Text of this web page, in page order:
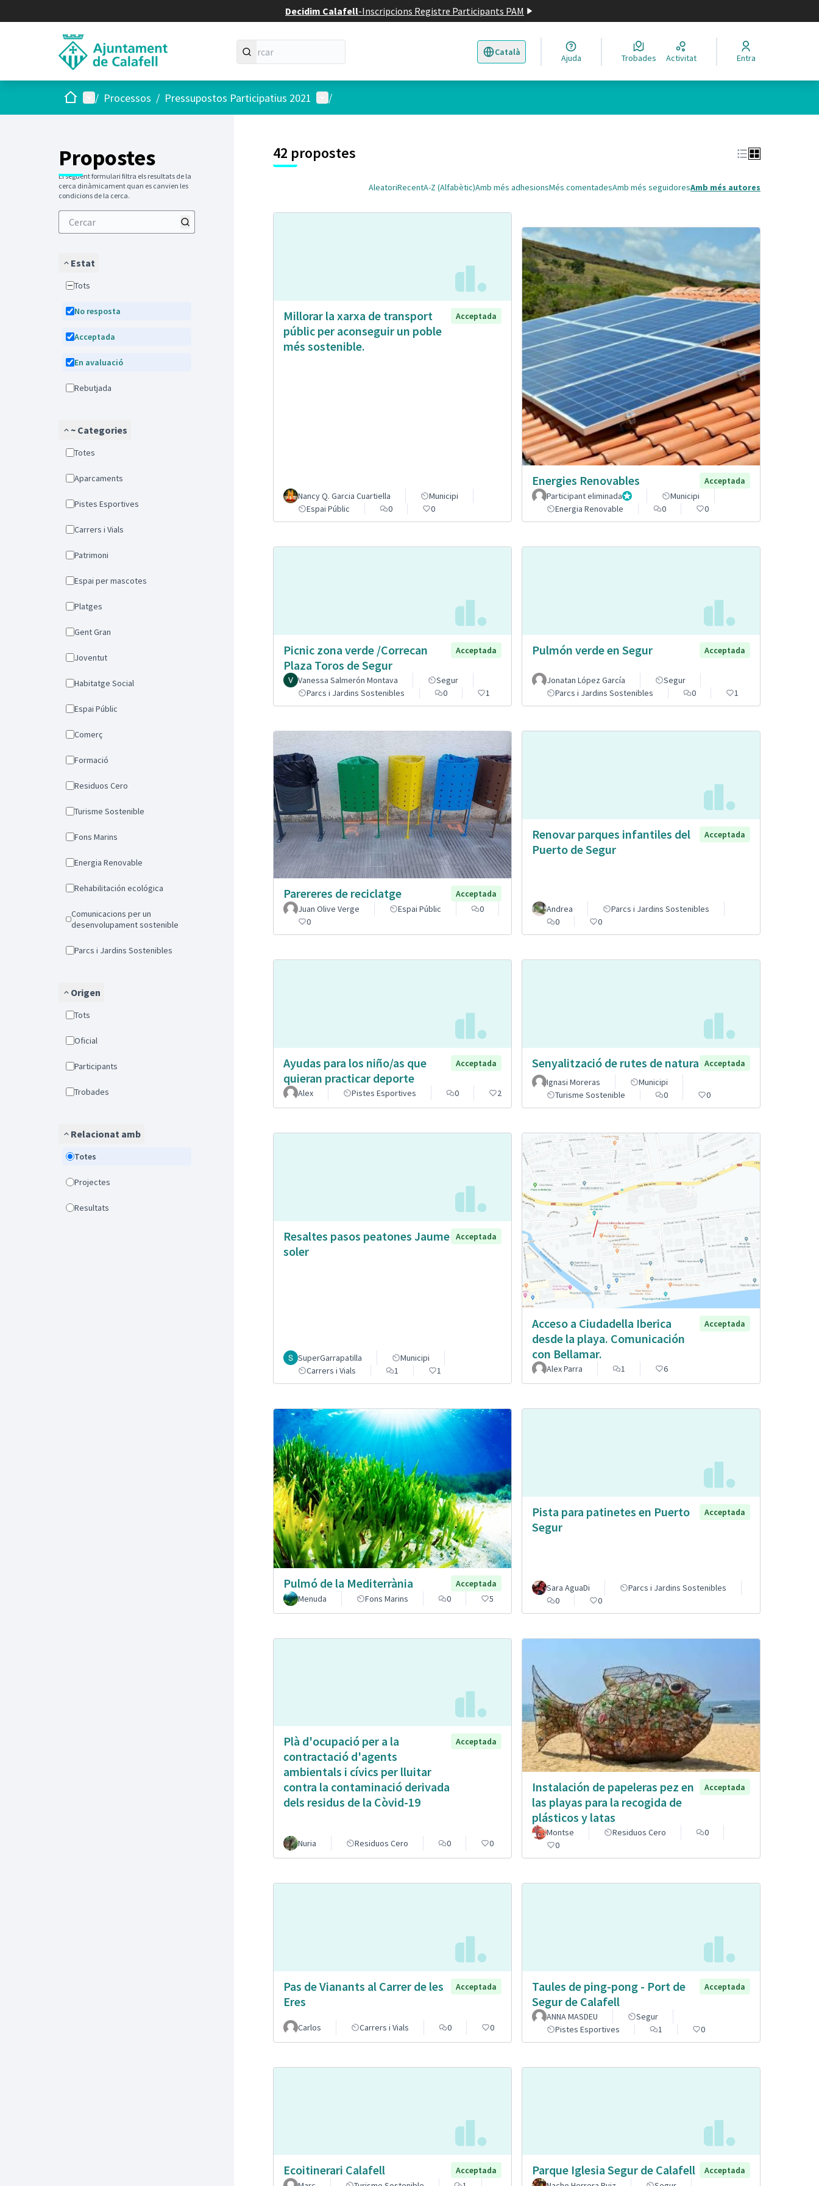
Decidim Calafell-Inscripcions Registre Participants PAM
Català
Triar la llengua Elegir el idioma
Ajuda Trobades Activitat Entra
Inici Menú principal
/ Processos / Pressupostos Participatius 2021 Menú d'usuari
/
Propostes
El següent formulari filtra els resultats de la
cerca dinàmicament quan es canvien les
condicions de la cerca.
Estat
Tots
No resposta
Acceptada
En avaluació
Rebutjada
~ Categories
Totes
Aparcaments
Pistes Esportives
Carrers i Vials
Patrimoni
Espai per mascotes
Platges
Gent Gran
Joventut
Habitatge Social
Espai Públic
Comerç
Formació
Residuos Cero
Turisme Sostenible
Fons Marins
Energia Renovable
Rehabilitación ecológica
Comunicacions per un
desenvolupament sostenible
Parcs i Jardins Sostenibles
Origen
Tots
Oficial
Participants
Trobades
Relacionat amb
Totes
Projectes
Resultats
42 propostes
AleatoriRecentA-Z (Alfabètic)Amb més adhesionsMés comentadesAmb més seguidoresAmb més autores
Millorar la xarxa de transport
públic per aconseguir un poble
més sostenible.
Acceptada
Nancy Q. Garcia Cuartiella
Municipi
Espai Públic
0 0
Energies Renovables
Acceptada
Participant eliminadaAdministradorMunicipi
Energia Renovable
0 0
Picnic zona verde /Correcan
Plaza Toros de Segur
Acceptada
Vanessa Salmerón Montava
Segur
Parcs i Jardins Sostenibles
0 1
Pulmón verde en Segur Acceptada
Jonatan López García
Segur
Parcs i Jardins Sostenibles
0 1
Parereres de reciclatge
Acceptada
Juan Olive Verge
Espai Públic
0
0
Renovar parques infantiles del
Puerto de Segur
Acceptada
Andrea
Parcs i Jardins Sostenibles
0
0
Ayudas para los niño/as que
quieran practicar deporte
Acceptada
Alex Pistes Esportives 0 2
Senyalització de rutes de natura Acceptada
Ignasi Moreras
Municipi
Turisme Sostenible
0 0
Resaltes pasos peatones Jaume
soler
Acceptada
SuperGarrapatilla
Municipi
Carrers i Vials
1 1
Acceso a Ciudadella Iberica
desde la playa. Comunicación
con Bellamar.
Acceptada
Alex Parra 1 6
Pulmó de la Mediterrània
Acceptada
Menuda
Fons Marins 0 5
Pista para patinetes en Puerto
Segur
Acceptada
Sara AguaDi
Parcs i Jardins Sostenibles
0
0
Plà d'ocupació per a la
contractació d'agents
ambientals i cívics per lluitar
contra la contaminació derivada
dels residus de la Còvid-19
Acceptada
Nuria Residuos Cero 0 0
Instalación de papeleras pez en
las playas para la recogida de
plásticos y latas
Acceptada
Montse Residuos Cero
0
0
Pas de Vianants al Carrer de les
Eres
Acceptada
Carlos Carrers i Vials 0 0
Taules de ping-pong - Port de
Segur de Calafell
Acceptada
ANNA MASDEU
Segur
Pistes Esportives
1 0
Ecoitinerari Calafell
Acceptada
Parque Iglesia Segur de Calafell
Acceptada